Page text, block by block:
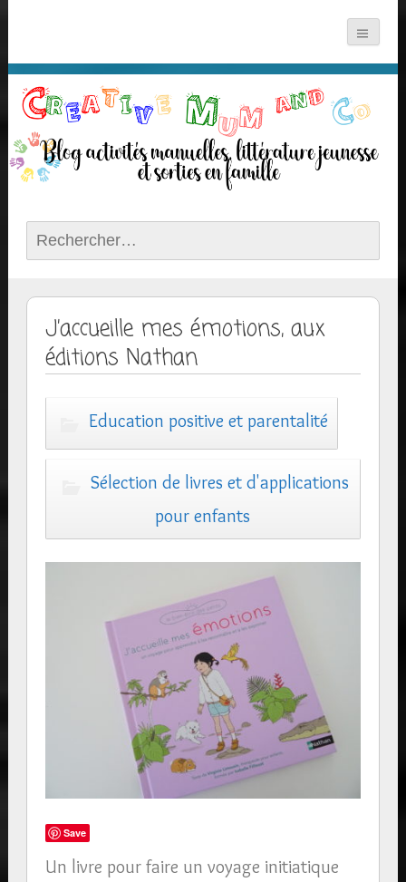
Rechercher :
J’accueille mes émotions, aux
éditions Nathan
Education positive et parentalité
Sélection de livres et d'applications
pour enfants
Save
Un livre pour faire un voyage initiatique